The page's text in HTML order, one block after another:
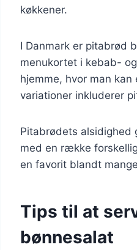
køkkener.
I Danmark er pitabrød
menukortet i kebab-
hjemme, hvor man
variationer inkluderer
Pitabrødets alsidighed
med en række
en favorit blandt
Tips til at
bønnesalat